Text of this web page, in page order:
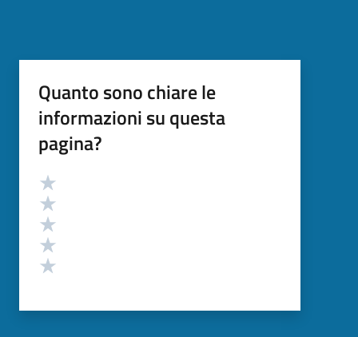
Quanto sono chiare le
informazioni su questa
pagina?
Valutazione